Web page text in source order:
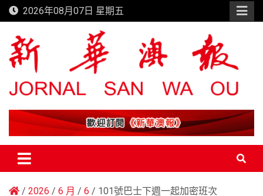
Skip
to
content
2026年08月07日 星期五
新華澳報
2026 6 月 6 101號巴士下週一起加密班次